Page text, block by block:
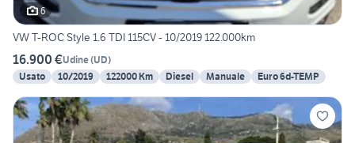
6
VW T-ROC Style 1.6 TDI 115CV - 10/2019 122.000km
16.900 €Udine(UD)
Usato
10/2019 122000 Km Diesel Manuale Euro 6d-TEMP